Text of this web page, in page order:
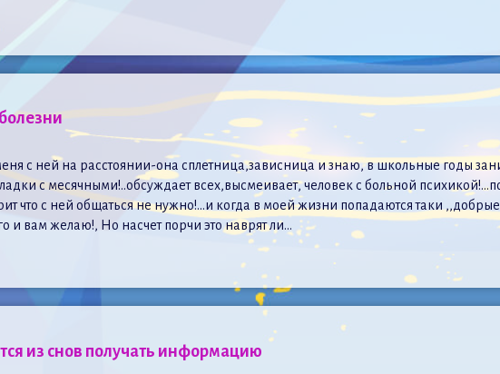
с ней на расстоянии-она сплетница,зависница и знаю, в школьные годы
с месячными!..обсуждает всех,высмеивает, человек с больной
что с ней общаться не нужно!…и когда в моей жизни попадаются таки
и вам желаю!, Но насчет порчи это наврят ли…
из снов получать информацию